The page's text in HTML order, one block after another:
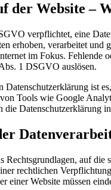
der Website –
verpflichtet, eine
erhoben, verarbeitet
im Fokus. Fehlende
1 DSGVO auslösen.
ist
Tools wie Google
die Datenschutzerklärung
auf
rechtlichen
einer Website müssen